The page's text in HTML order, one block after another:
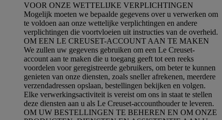
VOOR ONZE WETTELIJKE VERPLICHTINGEN
Mogelijk moeten we bepaalde gegevens over u verwerken om
te voldoen aan onze wettelijke verplichtingen en andere
verplichtingen die voortvloeien uit instructies van de overheid.
OM EEN LE CREUSET-ACCOUNT AAN TE MAKEN
We zullen uw gegevens gebruiken om een Le Creuset-
account aan te maken die u toegang geeft tot een reeks
voordelen voor geregistreerde gebruikers, om beter te kunnen
genieten van onze diensten, zoals sneller afrekenen, meerdere
verzendadressen opslaan, bestellingen bekijken en volgen.
Elke verwerkingsactiviteit is vereist om ons in staat te stellen
deze diensten aan u als Le Creuset-accounthouder te leveren.
OM UW BESTELLINGEN TE BEHEREN EN OM ONZE